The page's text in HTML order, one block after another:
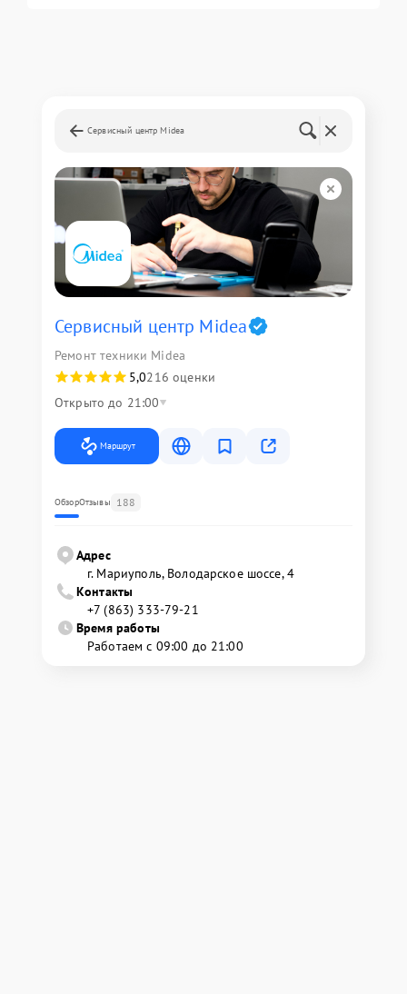
Сервисный центр Midea
Сервисный центр Midea
Ремонт техники Midea
5,0216 оценки
Открыто до 21:00
Маршрут
ОбзорОтзывы 188
Адрес
г. Мариуполь, Володарское шоссе, 4
Контакты
+7 (863) 333-79-21
Время работы
Работаем с 09:00 до 21:00